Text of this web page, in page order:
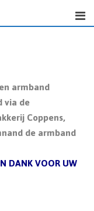
armband
via de
Coppens,
de armband
DANK VOOR UW